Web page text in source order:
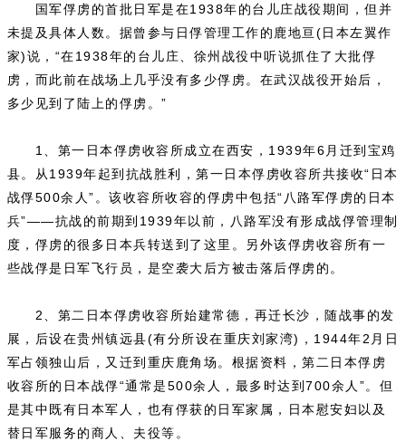
国军俘虏的首批日军是在1938年的台儿庄战役期间，但并
未提及具体人数。据曾参与日俘管理工作的鹿地亘(日本左翼作
家)说，“在1938年的台儿庄、徐州战役中听说抓住了大批俘
虏，而此前在战场上几乎没有多少俘虏。在武汉战役开始后，
多少见到了陆上的俘虏。”
1、第一日本俘虏收容所成立在西安，1939年6月迁到宝鸡
县。从1939年起到抗战胜利，第一日本俘虏收容所共接收“日本
战俘500余人”。该收容所收容的俘虏中包括“八路军俘虏的日本
兵”——抗战的前期到1939年以前，八路军没有形成战俘管理制
度，俘虏的很多日本兵转送到了这里。另外该俘虏收容所有一
些战俘是日军飞行员，是空袭大后方被击落后俘虏的。
2、第二日本俘虏收容所始建常德，再迁长沙，随战事的发
展，后设在贵州镇远县(有分所设在重庆刘家湾)，1944年2月日
军占领独山后，又迁到重庆鹿角场。根据资料，第二日本俘虏
收容所的日本战俘“通常是500余人，最多时达到700余人”。但
是其中既有日本军人，也有俘获的日军家属，日本慰安妇以及
替日军服务的商人、夫役等。